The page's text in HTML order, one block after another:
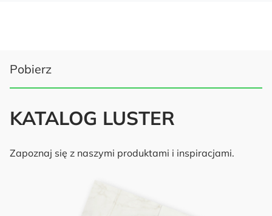
Pobierz
KATALOG LUSTER
Zapoznaj się z naszymi produktami i inspiracjami.